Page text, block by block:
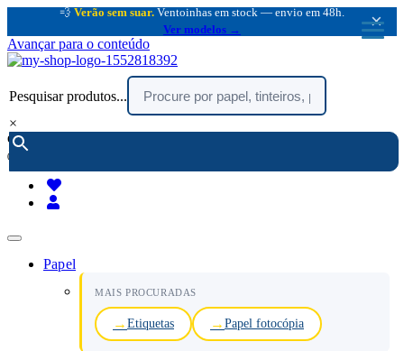
💨 Verão sem suar. Ventoinhas em stock — envio em 48h.
Ver modelos →
×
Avançar para o conteúdo
Pesquisar produtos...
×
encomendar por telefone :
(chamada rede fixa nacional)
Papel
MAIS PROCURADAS
Etiquetas Papel fotocópia